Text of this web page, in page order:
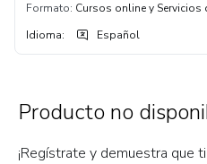
Formato: Cursos online y Servicios
Idioma: Español
Producto no
¡Regístrate y demuestra que